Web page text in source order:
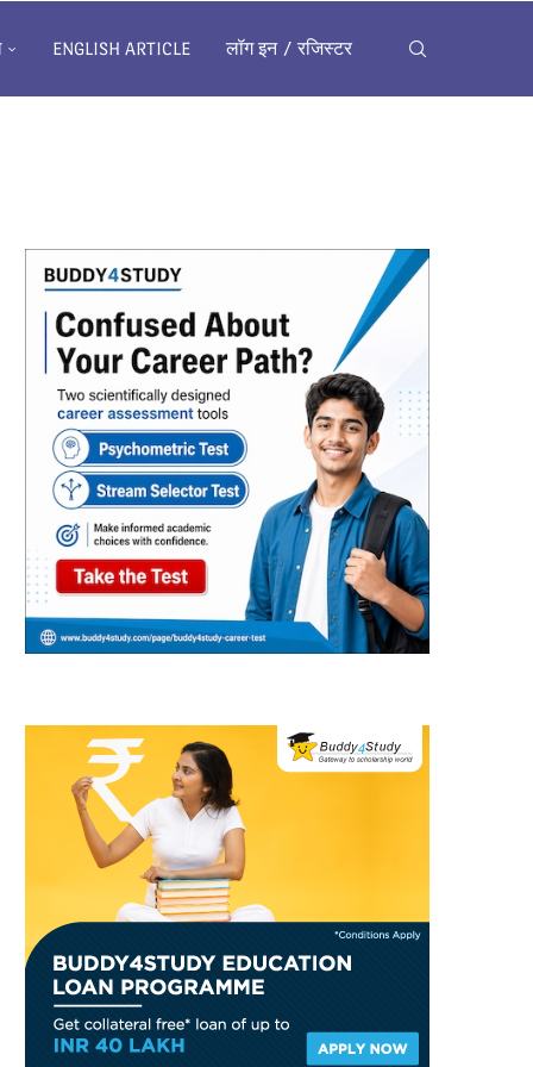
ENGLISH ARTICLE लॉग इन / रजिस्टर